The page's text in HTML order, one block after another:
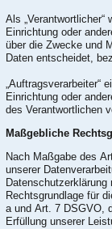
Als
Einrichtung oder
über die Zwecke und
Daten entscheidet,
„Auftragsverarbeiter“
Einrichtung oder
des Verantwortlichen
Maßgebliche
Nach Maßgabe des
unserer
Rechtsgrundlage für
a und Art. 7 DSGVO,
Erfüllung unserer